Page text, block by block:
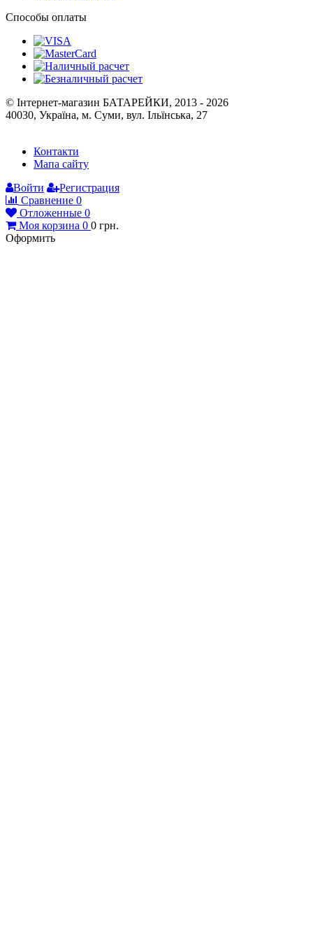
Способы оплаты
© Інтернет-магазин БАТАРЕЙКИ, 2013 - 2026
40030, Україна, м. Суми, вул. Ільїнська, 27
Контакти
Мапа сайту
Войти
Регистрация
Сравнение 0
Отложенные 0
Моя корзина 0 0 грн.
Оформить